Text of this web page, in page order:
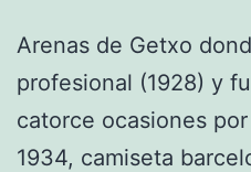
Arenas de Getxo
profesional (1928) y
catorce ocasiones
1934, camiseta